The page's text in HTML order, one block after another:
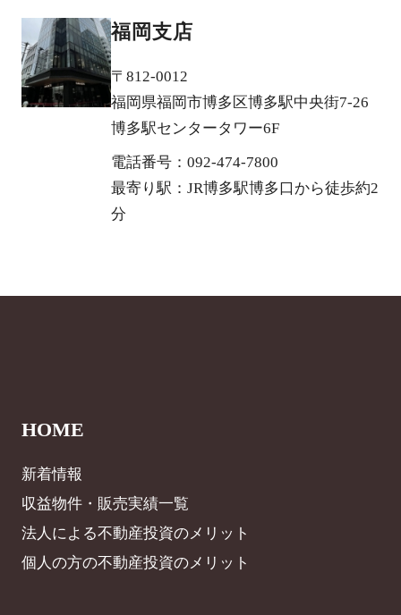
福岡支店
〒812-0012
福岡県福岡市博多区博多駅中央街7-26
博多駅センタータワー6F
電話番号：092-474-7800
最寄り駅：JR博多駅博多口から徒歩約2
分
HOME
新着情報
収益物件・販売実績一覧
法人による不動産投資のメリット
個人の方の不動産投資のメリット